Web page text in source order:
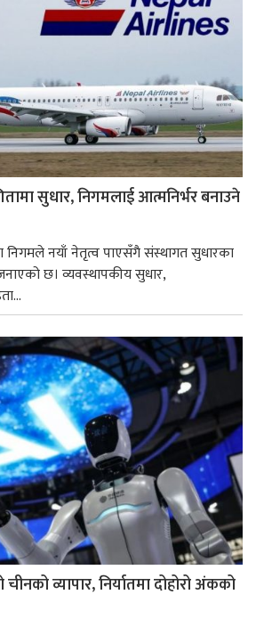
सुधार, निगमलाई आत्मनिर्भर बनाउने
निगमले नयाँ नेतृत्व पाएसँगै संस्थागत सुधारका
छ। व्यवस्थापकीय सुधार,
व्यापार, निर्यातमा दोहोरो अंकको